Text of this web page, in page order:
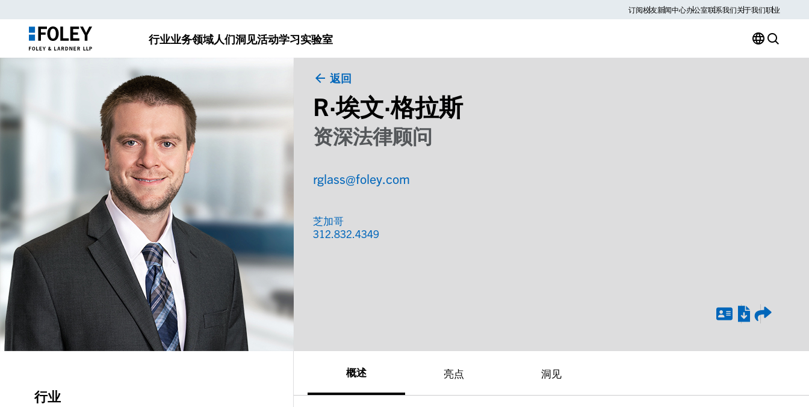
订阅校友新闻中心办公室联系我们关于我们职业
行业业务领域人们洞见活动学习实验室
返回
R·埃文·格拉斯
资深法律顾问
rglass@foley.com
芝加哥
312.832.4349
行业
概述 亮点 洞见